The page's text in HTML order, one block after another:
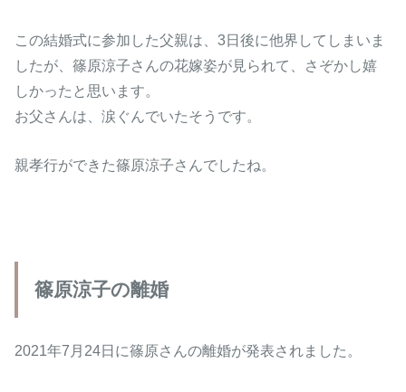
この結婚式に参加した父親は、3日後に他界してしまいま
したが、篠原涼子さんの花嫁姿が見られて、さぞかし嬉
しかったと思います。
お父さんは、涙ぐんでいたそうです。
親孝行ができた篠原涼子さんでしたね。
篠原涼子の離婚
2021年7月24日に篠原さんの離婚が発表されました。